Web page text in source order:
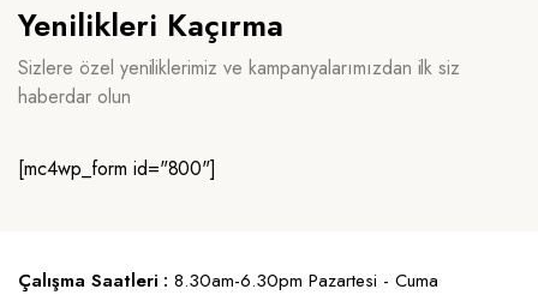
Yenilikleri Kaçırma
Sizlere özel yeniliklerimiz ve kampanyalarımızdan ilk siz
haberdar olun
[mc4wp_form id="800"]
Çalışma Saatleri : 8.30am-6.30pm Pazartesi - Cuma